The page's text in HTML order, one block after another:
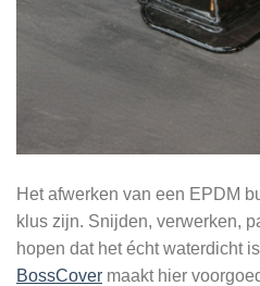
Het afwerken van een EPDM
klus zijn. Snijden, verwerken,
hopen dat het écht waterdicht
BossCover maakt hier